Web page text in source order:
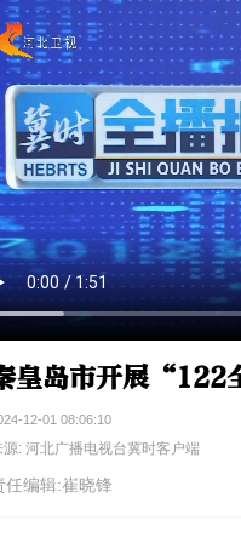
皇岛市开展“122
12-01 08:06:10
源: 河北广播电视台冀时客户端
任编辑:崔晓锋